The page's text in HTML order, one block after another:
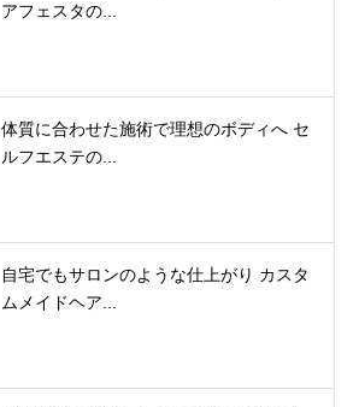
アフェスタの...
体質に合わせた施術で理想のボディへ セ
ルフエステの...
自宅でもサロンのような仕上がり カスタ
ムメイドヘア...